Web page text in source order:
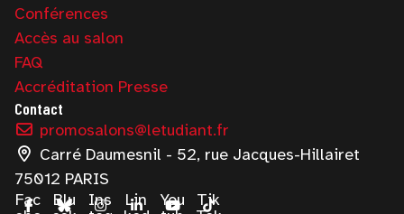
Conférences
Accès au salon
FAQ
Accréditation Presse
Contact
promosalons@letudiant.fr
Carré Daumesnil - 52, rue Jacques-Hillairet
75012 PARIS
Fac
Blu
Ins
Lin
You
Tik